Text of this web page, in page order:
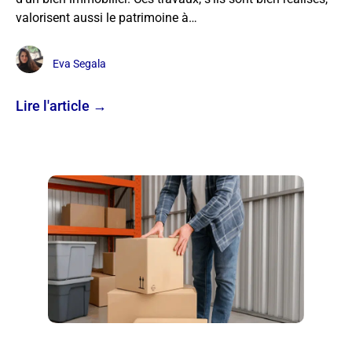
valorisent aussi le patrimoine à…
Eva Segala
Lire l'article →